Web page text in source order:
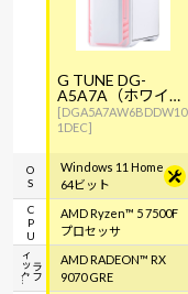
OS
CPU
グ
ラ
フ
ィ
ッ
ク
G TUNE DG-
A5A7A（ホワイ
ト）
[DGA5A7AW6BDDW10
1DEC]
Windows 11 Home
64ビット
AMD Ryzen™ 5 7500F
プロセッサ
AMD RADEON™ RX
9070 GRE